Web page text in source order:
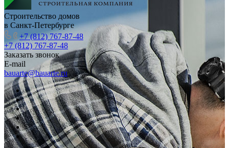
Строительство домов
в Санкт-Петербурге
+7 (812) 767-87-48
+7 (812) 767-87-48
Заказать звонок
E-mail
bauarte@bauarte.ru